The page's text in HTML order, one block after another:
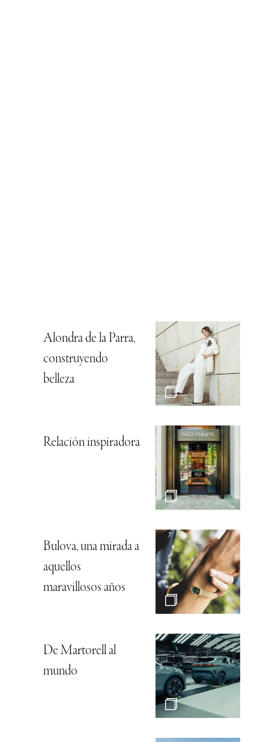
Alondra de la Parra,
construyendo
belleza
Relación inspiradora
Bulova, una mirada a
aquellos
maravillosos años
De Martorell al
mundo